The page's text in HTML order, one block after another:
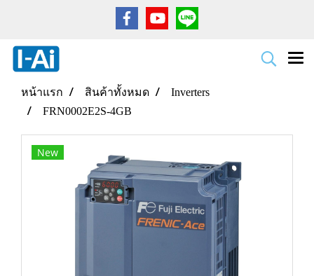
หน้าแรก สินค้าทั้งหมด
Inverters
FRN0002E2S-4GB
New